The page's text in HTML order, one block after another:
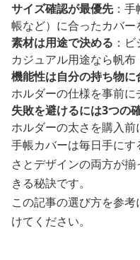
サイズ確認が最優先：手
帳など）に合ったカバー
素材は用途で決める ：
カジュアル用途なら帆
機能性は自分の持ち物に
ホルダーの仕様を事前に
失敗を避けるには3つの
ホルダーの太さを購入前
手帳カバーは毎日手に
さとデザインの両方が
きる秘訣です。
この記事の選び方を参
けてください。